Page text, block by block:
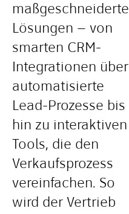
maßgeschneiderte
Lösungen – von
smarten CRM-
Integrationen über
automatisierte
Lead-Prozesse bis
hin zu interaktiven
Tools, die den
Verkaufsprozess
vereinfachen. So
wird der Vertrieb